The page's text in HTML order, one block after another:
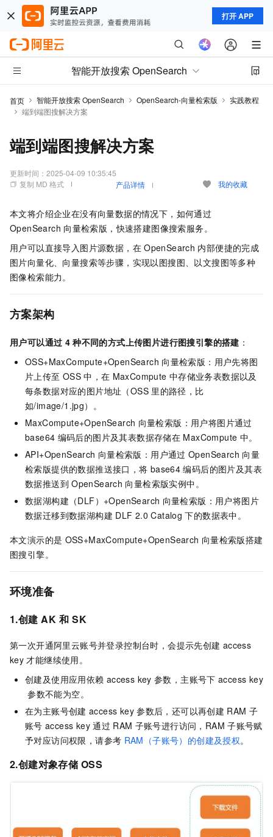
打开 APP
智能开放搜索 OpenSearch
首页 智能开放搜索 OpenSearch OpenSearch-向量检索版
实践教程
端到端图搜解决方案
端到端图搜解决方案
更新时间： 2025-04-09 10:35:45
复制 MD 格式
产品详情 我的收藏
本文将介绍企业在没有向量数据的情况下，如何通过
OpenSearch 向量检索版，快速搭建图像搜索服务。
用户可以直接导入图片源数据，在 OpenSearch 内部便捷的完成
图片向量化、向量搜索等步骤，实现以图搜图、以文搜图等多种
图像检索能力。
方案架构
用户可以通过 4 种不同的方式上传图片进行图搜引擎的搭建 ：
OSS+MaxCompute+OpenSearch 向量检索版：用户先将图
片上传至 OSS 中，在 MaxCompute 中存储业务表数据以及
每条数据对应的图片地址（OSS 里的路径，比
如/image/1.jpg）。
MaxCompute+OpenSearch 向量检索版：用户将图片通过
base64 编码后的图片及其表数据存储在 MaxCompute 中。
API+OpenSearch 向量检索版：用户通过 OpenSearch 向量
检索版提供的数据推送接口，将 base64 编码后的图片及其表
数据推送到 OpenSearch 向量检索版实例中。
数据湖构建（DLF）+OpenSearch 向量检索版：用户将图片
数据迁移到数据湖构建 DLF 2.0 Catalog 下的数据表中。
本文演示的是 OSS+MaxCompute+OpenSearch 向量检索版搭建
图搜引擎。
环境准备
1.创建 AK 和 SK
第一次开通阿里云账号并登录控制台时，会提示先创建 access
key 才能继续使用。
创建及使用应用依赖 access key 参数，主账号下 access key
参数不能为空。
在为主账号创建 access key 参数后，还可以再创建 RAM 子
账号 access key 通过 RAM 子账号进行访问，RAM 子账号赋
予对应访问权限，请参考 RAM（子账号）的创建及授权。
2.创建对象存储 OSS